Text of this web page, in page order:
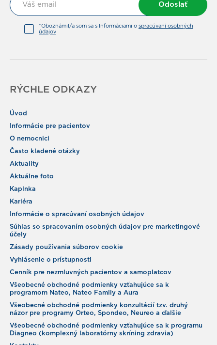
Odoslať
*Oboznámil/a som sa s Informáciami o spracúvaní osobných
údajov
RÝCHLE ODKAZY
Úvod
Informácie pre pacientov
O nemocnici
Často kladené otázky
Aktuality
Aktuálne foto
Kaplnka
Kariéra
Informácie o spracúvaní osobných údajov
Súhlas so spracovaním osobných údajov pre marketingové
účely
Zásady používania súborov cookie
Vyhlásenie o prístupnosti
Cenník pre nezmluvných pacientov a samoplatcov
Všeobecné obchodné podmienky vzťahujúce sa k
programom Nateo, Nateo Family a Aura
Všeobecné obchodné podmienky konzultácií tzv. druhý
názor pre programy Orteo, Spondeo, Neureo a ďalšie
Všeobecné obchodné podmienky vzťahujúce sa k programu
Diagneo (komplexný laboratórny skríning zdravia)